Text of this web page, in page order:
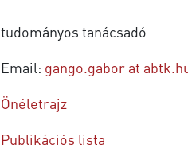
tudományos tanácsadó
Email: gango.gabor at
Önéletrajz
Publikációs lista